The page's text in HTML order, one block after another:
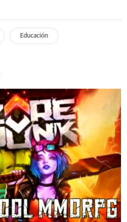
Educación